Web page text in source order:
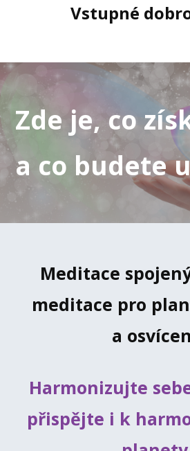
Vstupné
Zde je, co
a co budete
Meditace
meditace pro
a
Harmonizujte
přispějte i k